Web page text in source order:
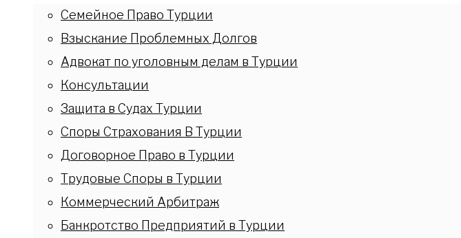
Семейное Право Турции
Взыскание Проблемных Долгов
Адвокат по уголовным делам в Турции
Консультации
Защита в Судах Турции
Споры Страхования В Турции
Договорное Право в Турции
Трудовые Споры в Турции
Коммерческий Арбитраж
Банкротство Предприятий в Турции